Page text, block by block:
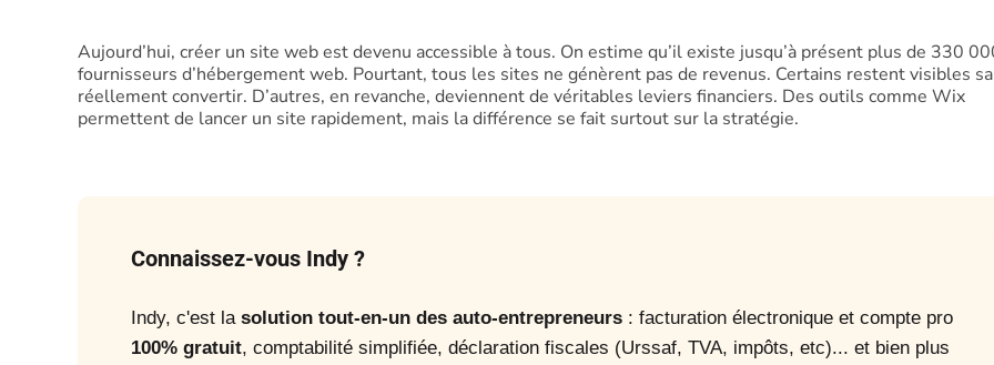
Aujourd’hui, créer un site web est devenu accessible à tous. On estime qu’il existe jusqu’à présent plus de 330
fournisseurs d’hébergement web. Pourtant, tous les sites ne génèrent pas de revenus. Certains restent visibles
réellement convertir. D’autres, en revanche, deviennent de véritables leviers financiers. Des outils comme Wix
permettent de lancer un site rapidement, mais la différence se fait surtout sur la stratégie.
Connaissez-vous Indy ?
Indy, c'est la solution tout-en-un des auto-entrepreneurs : facturation électronique et compte pro
100% gratuit, comptabilité simplifiée, déclaration fiscales (Urssaf, TVA, impôts, etc)... et bien plus